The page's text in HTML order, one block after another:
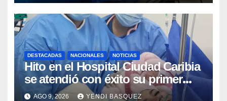
DESTACADAS NACIONALES NOTICIAS
Hito en el Hospital Ciudad Caribia
se atendió con éxito su primer
parto gemelar
AGO 9, 2026 YENDI BASQUEZ